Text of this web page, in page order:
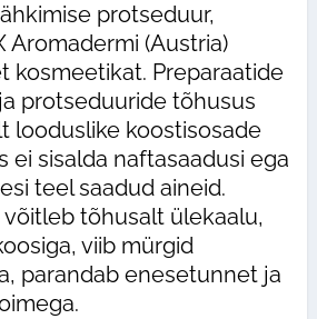
protseduur,
Aromadermi (Austria)
kosmeetikat. Preparaatide
protseduuride tõhusus
looduslike koostisosade
ei sisalda naftasaadusi ega
teel saadud aineid.
tõhusalt ülekaalu,
viib mürgid
parandab enesetunnet ja